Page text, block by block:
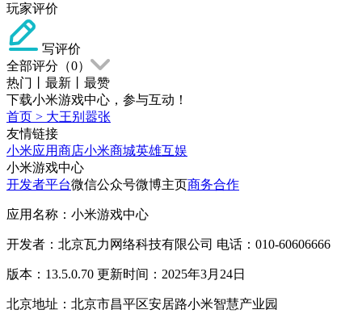
玩家评价
写评价
全部评分（0）
热门
最新
最赞
下载小米游戏中心，参与互动！
首页 > 大王别嚣张
友情链接
小米应用商店小米商城英雄互娱
小米游戏中心
开发者平台微信公众号微博主页商务合作
应用名称：小米游戏中心
开发者：北京瓦力网络科技有限公司 电话：010-60606666
版本：13.5.0.70 更新时间：2025年3月24日
北京地址：北京市昌平区安居路小米智慧产业园